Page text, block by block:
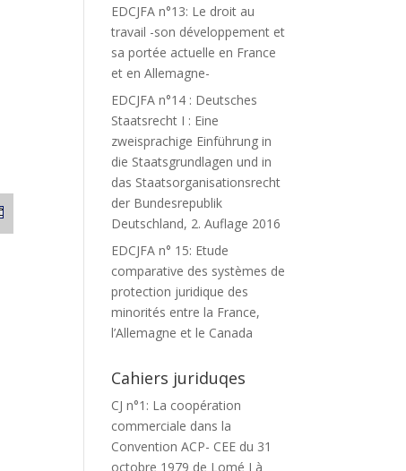
EDCJFA n°13: Le droit au
travail -son développement et
sa portée actuelle en France
et en Allemagne-
EDCJFA n°14 : Deutsches
Staatsrecht I : Eine
zweisprachige Einführung in
die Staatsgrundlagen und in
das Staatsorganisationsrecht
der Bundesrepublik
Deutschland, 2. Auflage 2016
EDCJFA n° 15: Etude
comparative des systèmes de
protection juridique des
minorités entre la France,
l’Allemagne et le Canada
Cahiers juriduqes
CJ n°1: La coopération
commerciale dans la
Convention ACP- CEE du 31
octobre 1979 de Lomé I à